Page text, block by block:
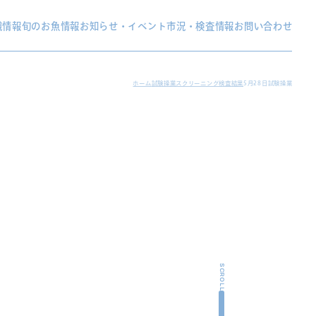
情報旬のお魚情報お知らせ・イベント市況・検査情報お問い合わせ
ホーム 試験操業スクリーニング検査結果 5月28日試験操業
SCROLL